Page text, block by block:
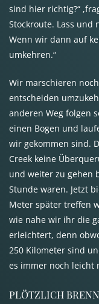
sind hier richtig?“
Stockroute. Lass und
Wenn wir dann auf
umkehren.“
Wir marschieren
entscheiden
anderen Weg folgen
einen Bogen und
wir gekommen sind.
Creek keine
und weiter zu gehen
Stunde waren. Jetzt
Meter später treffen
wie nahe wir ihr die
erleichtert, denn
250 Kilometer sind
es immer noch leicht
PLÖTZLICH